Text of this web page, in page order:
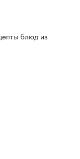
блюд из